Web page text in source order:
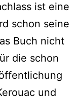
ist eine
schon seine
Buch nicht
die schon
und